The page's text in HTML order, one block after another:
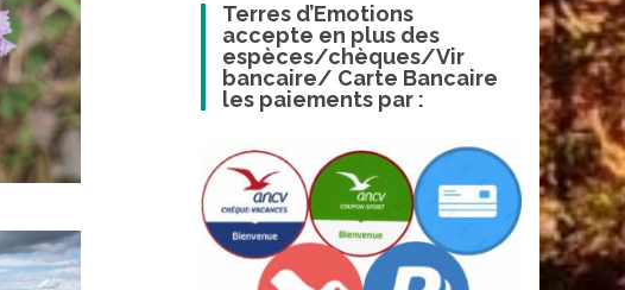
Terres d’Emotions
accepte en plus des
espèces/chèques/Vir
bancaire/ Carte Bancaire
les paiements par :